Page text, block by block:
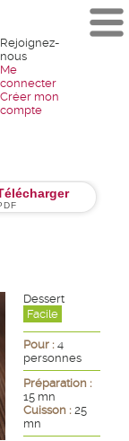
Rejoignez-
nous
Me
connecter
Créer mon
compte
Dessert
Facile
Pour : 4
personnes
Préparation :
15 mn
Cuisson : 25
mn